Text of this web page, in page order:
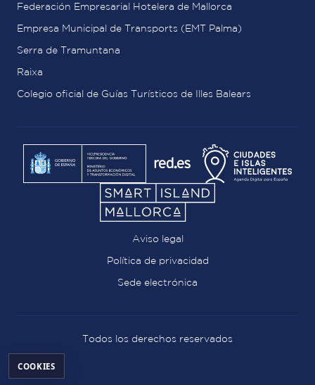
Federación Empresarial Hotelera de Mallorca
Empresa Municipal de Transports (EMT Palma)
Serra de Tramuntana
Raixa
Colegio oficial de Guías Turísticos de Illes Balears
Aviso legal
Política de privacidad
Sede electrónica
Todos los derechos reservados
COOKIES